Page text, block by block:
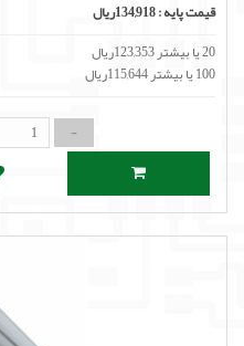
قیمت پایه :134,918ریال
20 یا بیشتر 123,353ریال
100 یا بیشتر 115,644ریال